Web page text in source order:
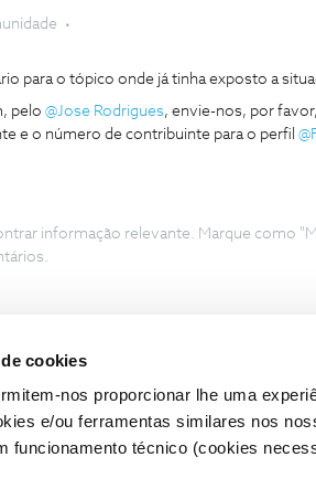
cookies
nos proporcionar lhe uma
e/ou ferramentas similares nos
funcionamento técnico (cookies
para o tópico onde já tinha exposto a
pelo @Jose Rodrigues, envie-nos, por
e o número de contribuinte para o perfil
informação relevante. Marque como